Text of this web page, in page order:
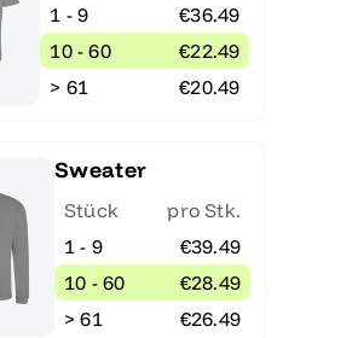
1 - 9
€36.49
10 - 60
€22.49
> 61
€20.49
Sweater
Stück
pro Stk.
1 - 9
€39.49
10 - 60
€28.49
> 61
€26.49